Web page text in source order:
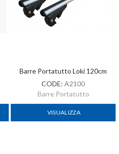
Barre Portatutto Loki 120cm
CODE: A2100
Barre Portatutto
VISUALIZZA